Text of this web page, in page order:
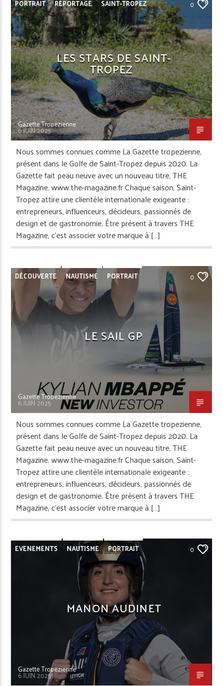
PORTRAIT REPORTAGE SAINT-TROPEZ 0
LES STARS DE SAINT-
TROPEZ
Gazette Tropezienne
6 JUIN 2025
Nous sommes connues comme La Gazette tropezienne,
présent dans le Golfe de Saint-Tropez depuis 2020. La
Gazette fait peau neuve avec un nouveau titre, THE
Magazine. www.the-magazine.fr Chaque saison, Saint-
Tropez attire une clientèle internationale exigeante :
entrepreneurs, influenceurs, décideurs, passionnés de
design et de gastronomie. Être présent à travers THE
Magazine, c’est associer votre marque à […]
DÉCOUVERTE NAUTISME
PORTRAIT
REPORTAGE
SAINT-TROPEZ
0
LE SAIL GP
Gazette Tropezienne
6 JUIN 2025
Nous sommes connues comme La Gazette tropezienne,
présent dans le Golfe de Saint-Tropez depuis 2020. La
Gazette fait peau neuve avec un nouveau titre, THE
Magazine. www.the-magazine.fr Chaque saison, Saint-
Tropez attire une clientèle internationale exigeante :
entrepreneurs, influenceurs, décideurs, passionnés de
design et de gastronomie. Être présent à travers THE
Magazine, c’est associer votre marque à […]
EVENEMENTS NAUTISME
PORTRAIT
SAINT-TROPEZ
0
MANON AUDINET
Gazette Tropezienne
6 JUIN 2025